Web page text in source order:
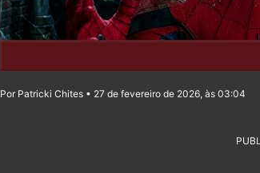
Por Patricki Chites • 27 de fevereiro de 2026, às 03:04